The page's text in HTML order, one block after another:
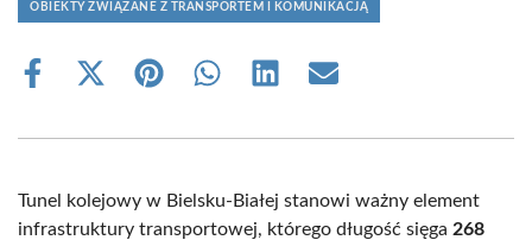
OBIEKTY ZWIĄZANE Z TRANSPORTEM I KOMUNIKACJĄ
Share
Share
(Twitter)
Share Share Share Share
Tunel kolejowy w Bielsku-Białej stanowi ważny element
infrastruktury transportowej, którego długość sięga 268